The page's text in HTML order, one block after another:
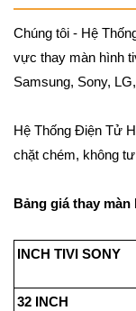
Chúng tôi - Hệ
vực thay màn hình
Samsung, Sony,
Hệ Thống Điện Tử
chặt chém, không
Bảng giá thay
INCH TIVI
32 INCH